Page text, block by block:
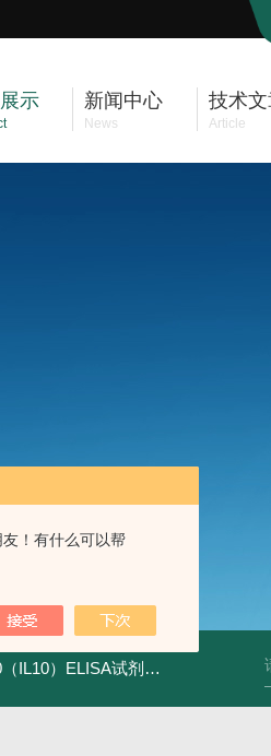
！有什么可以帮
示 新闻中心
News
技术
Article
）ELISA试剂盒发货及时 斑